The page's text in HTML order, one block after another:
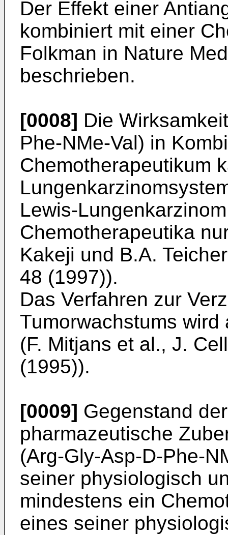
Der Effekt einer
kombiniert mit einer
Folkman in Nature
beschrieben.
[0008] Die
Phe-NMe-Val) in
Chemotherapeutikum
Lewis-
Chemotherapeutika
Kakeji und B.A.
48 (1997)).
Das Verfahren zur
Tumorwachstums
(F. Mitjans et al., J.
(1995)).
[0009] Gegenstand
pharmazeutische
(Arg-Gly-Asp-D-Phe-
seiner physiologisch
mindestens ein
eines seiner